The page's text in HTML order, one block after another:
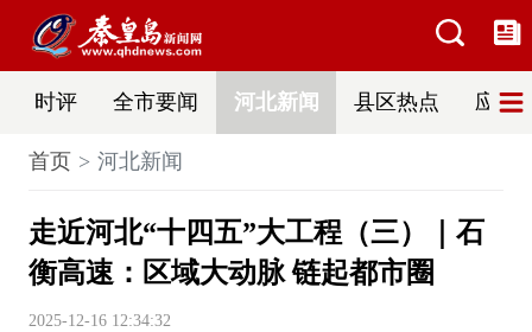
时评 全市要闻 河北新闻 县区热点 应急
首页 河北新闻
走近河北“十四五”大工程（三）｜石
衡高速：区域大动脉 链起都市圈
2025-12-16 12:34:32